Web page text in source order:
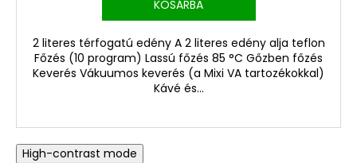
KOSÁRBA
2 literes térfogatú edény A 2 literes edény alja teflon
Főzés (10 program) Lassú főzés 85 °C Gőzben főzés
Keverés Vákuumos keverés (a Mixi VA tartozékokkal)
Kávé és...
High-contrast mode